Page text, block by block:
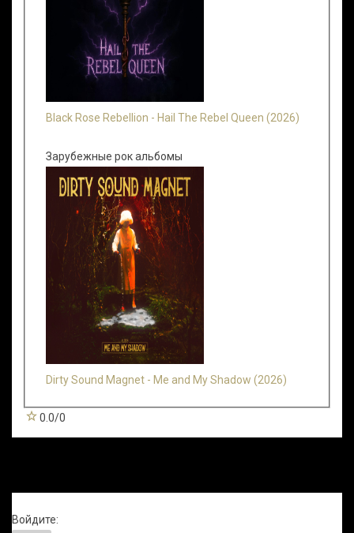
Black Rose Rebellion - Hail The Rebel Queen (2026)
Зарубежные рок альбомы
Dirty Sound Magnet - Me and My Shadow (2026)
0.0/0
Войдите: